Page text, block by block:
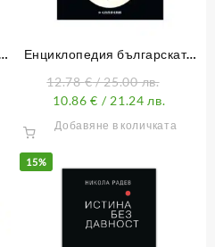
Енциклопедия българската
12.78€/ 25.00 лв.
10.86€ / 21.24 лв.
Добавяне в количката
15%